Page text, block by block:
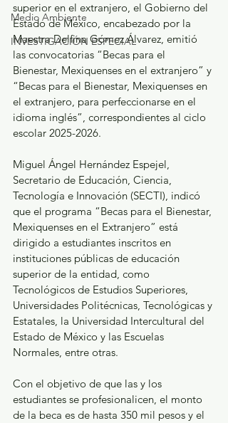
Medio Ambiente
INVESTIGACIÓN ESPECIAL
superior en el extranjero, el Gobierno del
Estado de México, encabezado por la
Maestra Delfina Gómez Álvarez, emitió
las convocatorias “Becas para el
Bienestar, Mexiquenses en el extranjero” y
“Becas para el Bienestar, Mexiquenses en
el extranjero, para perfeccionarse en el
idioma inglés”, correspondientes al ciclo
escolar 2025-2026.
Miguel Ángel Hernández Espejel,
Secretario de Educación, Ciencia,
Tecnología e Innovación (SECTI), indicó
que el programa “Becas para el Bienestar,
Mexiquenses en el Extranjero” está
dirigido a estudiantes inscritos en
instituciones públicas de educación
superior de la entidad, como
Tecnológicos de Estudios Superiores,
Universidades Politécnicas, Tecnológicas y
Estatales, la Universidad Intercultural del
Estado de México y las Escuelas
Normales, entre otras.
Con el objetivo de que las y los
estudiantes se profesionalicen, el monto
de la beca es de hasta 350 mil pesos y el